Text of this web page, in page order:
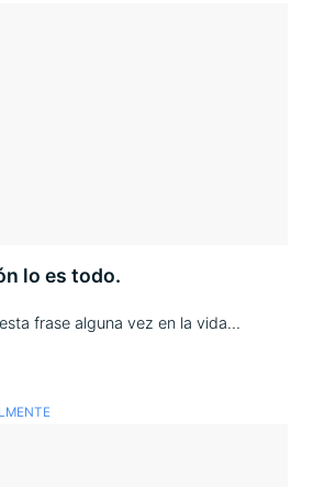
lo es todo.
frase alguna vez en la vida…